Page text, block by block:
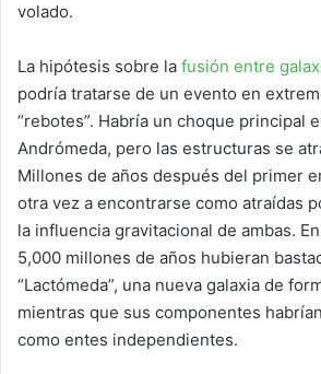
volado.
La hipótesis sobre la fusión entre
podría tratarse de un evento en
“rebotes”. Habría un choque principal
Andrómeda, pero las estructuras se
Millones de años después del primer
otra vez a encontrarse como atraídas
la influencia gravitacional de ambas.
5,000 millones de años hubieran
“Lactómeda”, una nueva galaxia de
mientras que sus componentes
como entes independientes.